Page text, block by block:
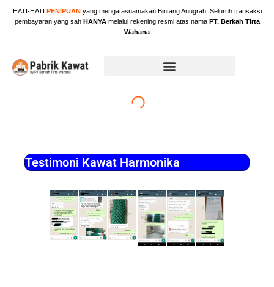
HATI-HATI PENIPUANyang mengatasnamakan Bintang Anugrah. Seluruh transaksi
pembayaran yang sah HANYAmelalui rekening resmi atas nama PT. Berkah Tirta
Wahana
Testimoni Kawat Harmonika